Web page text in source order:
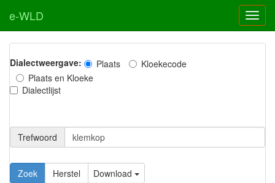
e-WLD
Dialectweergave: Plaats
Kloekecode
Plaats en Kloeke
Dialectlijst
Trefwoord
Download